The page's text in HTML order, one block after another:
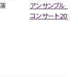
アンサンブル
コンサート2026